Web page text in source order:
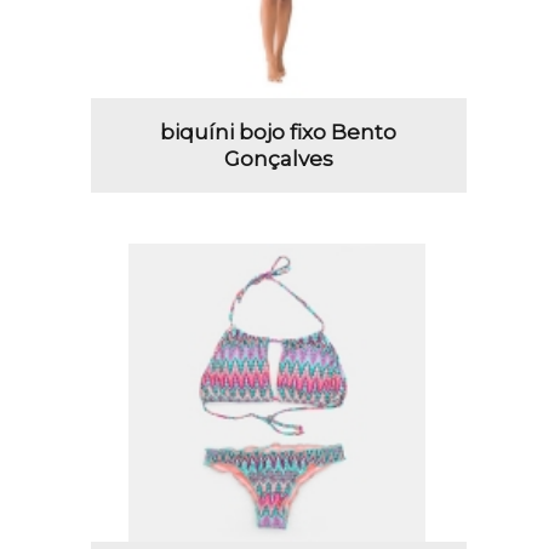
biquíni bojo fixo Bento
Gonçalves